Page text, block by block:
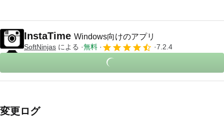
InstaTime Windows向けのアプリ
SoftNinjas による 無料 7.2.4
変更ログ